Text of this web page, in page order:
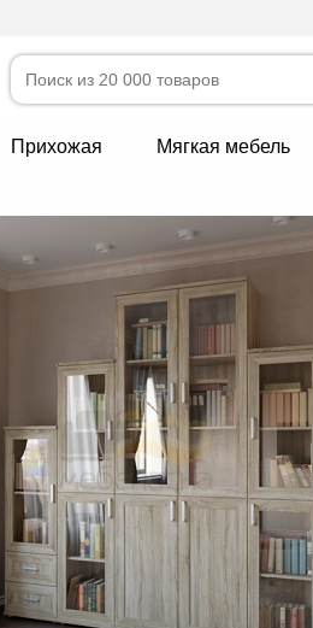
Прихожая Мягкая мебель